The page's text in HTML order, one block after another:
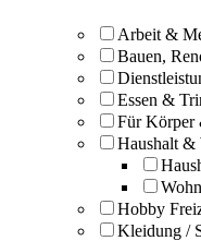
Arbeit &
Bauen,
Essen &
Für Körper
Haushalt &
Hobby
Kleidung /